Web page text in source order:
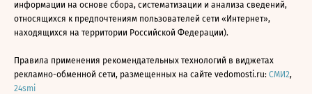
информации на основе сбора, систематизации и анализа сведений,
относящихся к предпочтениям пользователей сети «Интернет»,
находящихся на территории Российской Федерации).
Правила применения рекомендательных технологий в виджетах
рекламно-обменной сети, размещенных на сайте vedomosti.ru: СМИ2,
24smi